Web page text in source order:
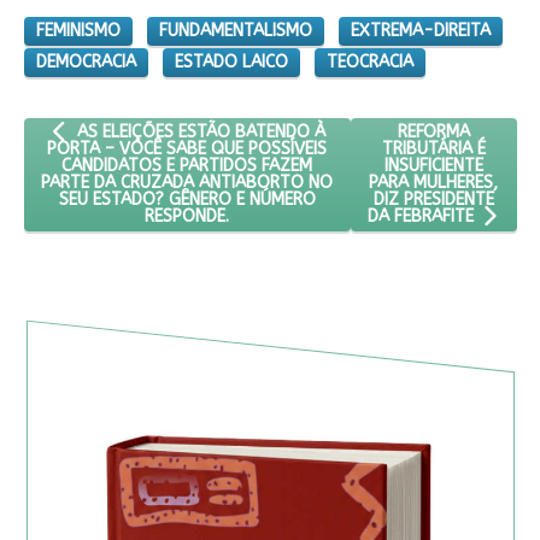
FEMINISMO FUNDAMENTALISMO
EXTREMA-DIREITA
DEMOCRACIA
ESTADO LAICO TEOCRACIA
ARTIGO ANTERIOR: AS ELEIÇÕES ESTÃO BATENDO À PORTA –
AS ELEIÇÕES ESTÃO BATENDO À
PORTA – VOCÊ SABE QUE POSSÍVEIS
CANDIDATOS E PARTIDOS FAZEM
PARTE DA CRUZADA ANTIABORTO NO
SEU ESTADO? GÊNERO E NÚMERO
RESPONDE.
PRÓXIMO
REFORMA
TRIBUTÁRIA É
INSUFICIENTE
PARA MULHERES,
DIZ PRESIDENTE
DA FEBRAFITE